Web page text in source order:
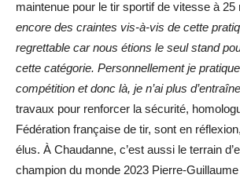
maintenue pour le tir sportif de vitesse à 25
encore des craintes vis-à-vis de cette
regrettable car nous étions le seul stand
cette catégorie. Personnellement je
compétition et donc là, je n’ai plus
travaux pour renforcer la sécurité,
Fédération française de tir, sont en
élus. À Chaudanne, c’est aussi le terrain
champion du monde 2023 Pierre-